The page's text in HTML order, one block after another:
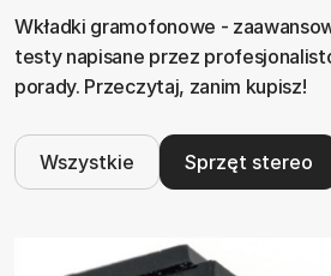
Wkładki gramofonowe -
testy napisane przez
porady. Przeczytaj, zanim kupisz!
Wszystkie Sprzęt stereo